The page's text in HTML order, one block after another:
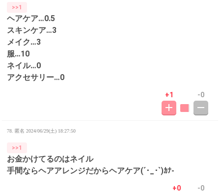
>>1
ヘアケア…0.5
スキンケア…3
メイク…3
服…10
ネイル…0
アクセサリー…0
+1 -0
78. 匿名 2024/06/29(土) 18:27:50
>>1
お金かけてるのはネイル
手間ならヘアアレンジだからヘアケア(´･_･`)ｶﾅ-
+0 -0